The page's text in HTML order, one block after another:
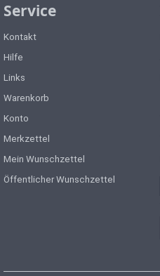
Service
Kontakt
Hilfe
Links
Warenkorb
Konto
Merkzettel
Mein Wunschzettel
Öffentlicher Wunschzettel